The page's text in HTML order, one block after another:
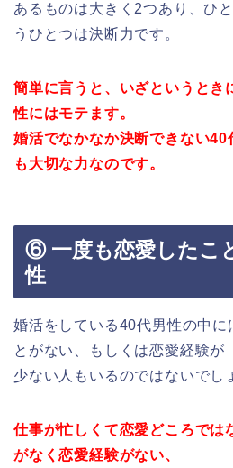
あるものは大きく2つあり、ひ
うひとつは決断力です。
簡単に言うと、いざというとき
性にはモテます。
婚活でなかなか決断できない40
も大切な力なのです。
⑥ 一度も恋愛したこ
性
婚活をしている40代男性の中に
とがない、もしくは恋愛経験が
少ない人もいるのではないでし
仕事が忙しくて恋愛どころでは
がなく恋愛経験がない、